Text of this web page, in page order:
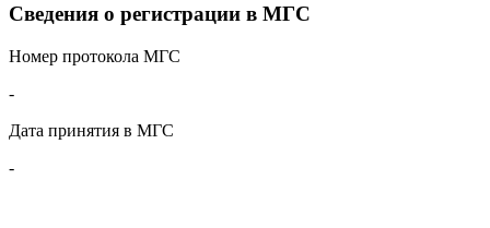
Сведения о регистрации в МГС
Номер протокола МГС
-
Дата принятия в МГС
-